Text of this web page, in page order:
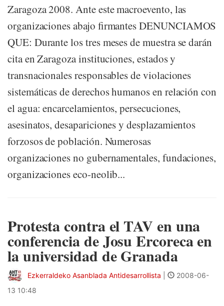
Zaragoza 2008. Ante este macroevento, las
organizaciones abajo firmantes DENUNCIAMOS
QUE: Durante los tres meses de muestra se darán
cita en Zaragoza instituciones, estados y
transnacionales responsables de violaciones
sistemáticas de derechos humanos en relación con
el agua: encarcelamientos, persecuciones,
asesinatos, desapariciones y desplazamientos
forzosos de población. Numerosas
organizaciones no gubernamentales, fundaciones,
organizaciones eco-neolib...
Protesta contra el TAV en una
conferencia de Josu Ercoreca en
la universidad de Granada
Ezkerraldeko Asanblada Antidesarrollista
2008-06-
13 10:48